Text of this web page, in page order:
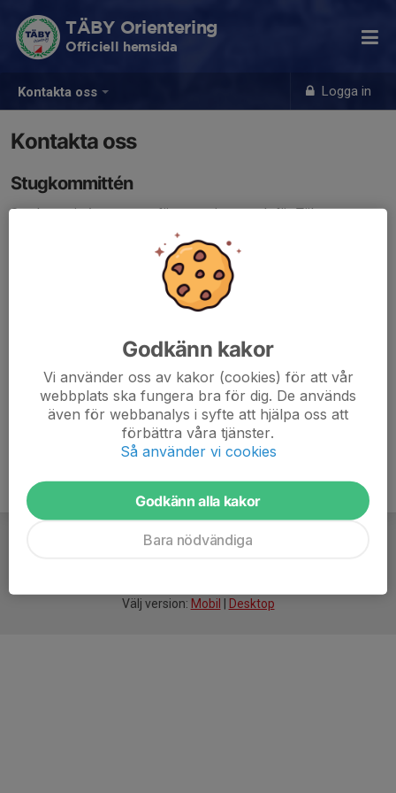
Kontakta oss Logga in
TÄBY Orientering
Officiell hemsida
Kontakta oss
Stugkommittén
Stugkommittén ansvarar för serveringen och för Täby
Orienterings arbete på Skavlöten.
skavloten@tabyok.se
Välj version: Mobil Desktop
Godkänn kakor
Vi använder oss av kakor (cookies) för att vår
webbplats ska fungera bra för dig. De används
även för webbanalys i syfte att hjälpa oss att
förbättra våra tjänster.
Så använder vi cookies
Godkänn alla kakor
Bara nödvändiga